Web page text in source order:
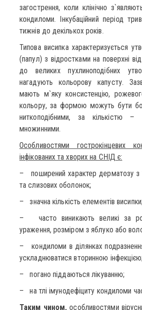
загострення, коли клінічно
кондиломи. Інкубаційний період
тижнів до декількох років.
Типова висипка характеризується
(папул) з відростками на поверхні
до великих пухлиноподібних
нагадують кольорову капусту.
мають м`яку консистенцію,
кольору, за формою можуть бути
ниткоподібними, за кількістю –
множинними.
Особливостями гострокінцевих
інфікованих та хворих на СНІД є:
– поширений характер дерматозу з
та слизових оболонок;
– значна кількість елементів висипки;
– часто виникають великі за
ураження, розміром з яблуко або
– кондиломи в ділянках
ускладнюватися вторинною інфекцією;
– погано піддаються лікуванню;
– на тлі імунодефіциту кондиломи
Таким чином, особливостями